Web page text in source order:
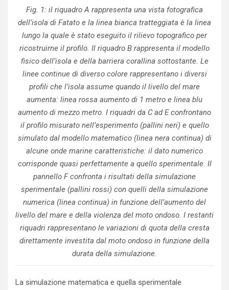
Fig. 1: il riquadro A rappresenta una vista fotografica
dell’isola di Fatato e la linea bianca tratteggiata è la linea
lungo la quale è stato eseguito il rilievo topografico per
ricostruirne il profilo. Il riquadro B rappresenta il modello
fisico dell’isola e della barriera corallina sottostante. Le
linee continue di diverso colore rappresentano i diversi
profili che l’isola assume quando il livello del mare
aumenta: linea rossa aumento di 1 metro e linea blu
aumento di mezzo metro. I riquadri da C ad E confrontano
il profilo misurato nell’esperimento (pallini neri) e quello
simulato dal modello matematico (linea nera continua) di
alcune onde marine caratteristiche: il dato numerico
corrisponde quasi perfettamente a quello sperimentale. Il
pannello F confronta i risultati della simulazione
sperimentale (pallini rossi) con quelli della simulazione
numerica (linea continua) in funzione dell’aumento del
livello del mare e della violenza del moto ondoso. I restanti
riquadri rappresentano le variazioni di quota della cresta
direttamente investita dal moto ondoso in funzione della
durata della simulazione.
La simulazione matematica e quella sperimentale